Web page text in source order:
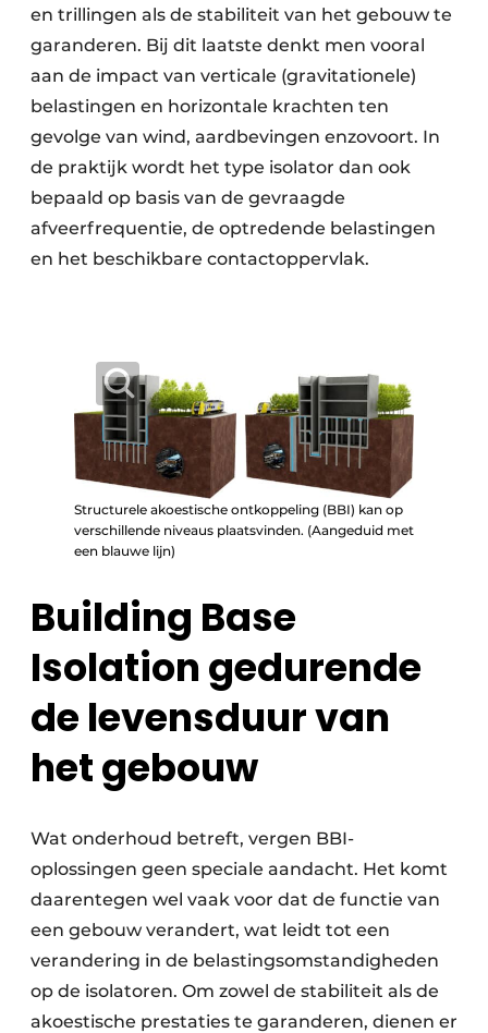
en trillingen als de stabiliteit van het gebouw te
garanderen. Bij dit laatste denkt men vooral
aan de impact van verticale (gravitationele)
belastingen en horizontale krachten ten
gevolge van wind, aardbevingen enzovoort. In
de praktijk wordt het type isolator dan ook
bepaald op basis van de gevraagde
afveerfrequentie, de optredende belastingen
en het beschikbare contactoppervlak.
Structurele akoestische ontkoppeling (BBI) kan op
verschillende niveaus plaatsvinden. (Aangeduid met
een blauwe lijn)
Building Base
Isolation gedurende
de levensduur van
het gebouw
Wat onderhoud betreft, vergen BBI-
oplossingen geen speciale aandacht. Het komt
daarentegen wel vaak voor dat de functie van
een gebouw verandert, wat leidt tot een
verandering in de belastingsomstandigheden
op de isolatoren. Om zowel de stabiliteit als de
akoestische prestaties te garanderen, dienen er